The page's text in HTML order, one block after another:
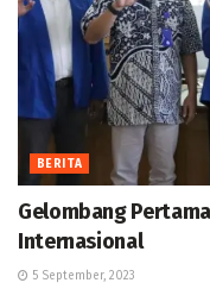
BERITA
Gelombang
Internasional
5 September, 2023